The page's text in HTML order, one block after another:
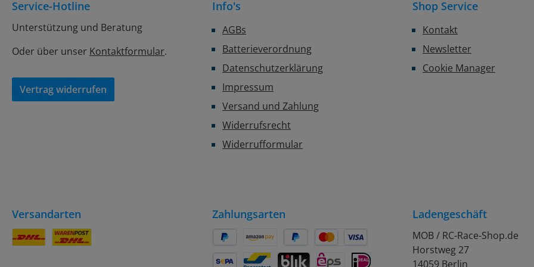
Service-Hotline
Unterstützung und Beratung
Oder über unser Kontaktformular.
Vertrag widerrufen
Info's
AGBs
Batterieverordnung
Datenschutzerklärung
Impressum
Versand und Zahlung
Widerrufsrecht
Widerrufformular
Shop Service
Kontakt
Newsletter
Cookie Manager
Versandarten Zahlungsarten
Amazon PaySpäter BezahlenKredit- oder Debitkarte
Ladengeschäft
MOB / RC-Race-Shop.de
Horstweg 27
14059 Berlin